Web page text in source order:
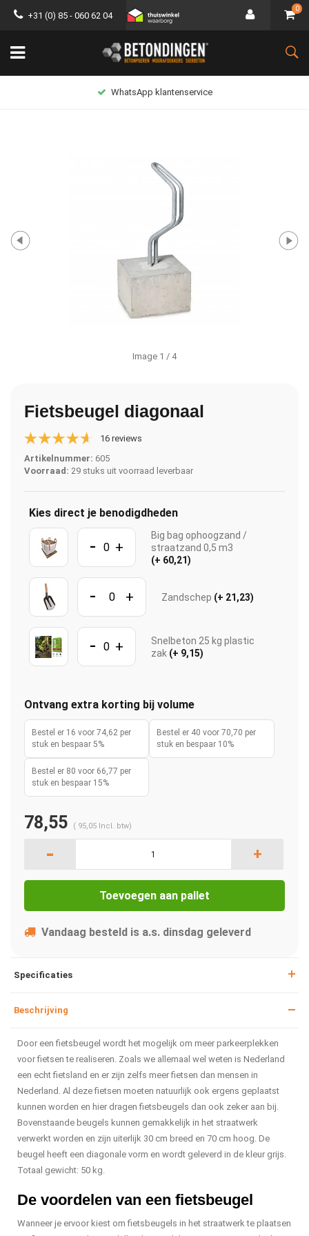
+31 (0) 85 - 060 62 04
0
WhatsApp klantenservice
Image 1 / 4
Fietsbeugel diagonaal
16 reviews
Artikelnummer: 605
Voorraad: 29 stuks uit voorraad leverbaar
Kies direct je benodigdheden
- +
Big bag ophoogzand /
straatzand 0,5 m3
(+ 60,21)
- + Zandschep (+ 21,23)
- +
Snelbeton 25 kg plastic
zak (+ 9,15)
Ontvang extra korting bij volume
Bestel er 16 voor 74,62 per
stuk en bespaar 5%
Bestel er 40 voor 70,70 per
stuk en bespaar 10%
Bestel er 80 voor 66,77 per
stuk en bespaar 15%
78,55 ( 95,05 Incl. btw)
- +
Toevoegen aan pallet
Vandaag besteld is a.s. dinsdag geleverd
Specificaties
Beschrijving
Door een fietsbeugel wordt het mogelijk om meer parkeerplekken
voor fietsen te realiseren. Zoals we allemaal wel weten is Nederland
een echt fietsland en er zijn zelfs meer fietsen dan mensen in
Nederland. Al deze fietsen moeten natuurlijk ook ergens geplaatst
kunnen worden en hier dragen fietsbeugels dan ook zeker aan bij.
Bovenstaande beugels kunnen gemakkelijk in het straatwerk
verwerkt worden en zijn uiterlijk 30 cm breed en 70 cm hoog. De
beugel heeft een diagonale vorm en wordt geleverd in de kleur grijs.
Totaal gewicht: 50 kg.
De voordelen van een fietsbeugel
Wanneer je ervoor kiest om fietsbeugels in het straatwerk te plaatsen